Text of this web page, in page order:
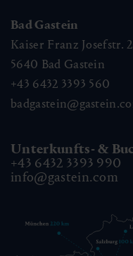
Bad Gastein
Kaiser Franz Josefstr.
5640 Bad Gastein
+43 6432 3393 560
Unterkunfts- &
+43 6432 3393 990
info@gastein.com